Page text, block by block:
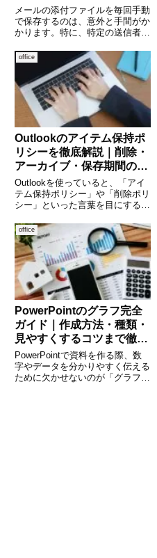
メールの添付ファイルを毎回手動
で保存するのは、意外と手間がか
かります。特に、特定の送信者や
けて管理している場合、「自動で
添付ファイルを保存できたらいい
のに」と感じたことはありません
か？この記事では、Outloo
office
Outlookのアイテム保持ポ
リシーを徹底解説｜削除・
アーカイブ・保存期間の仕
組みを理解しよう
Outlookを使っていると、「アイ
テム保持ポリシー」や「削除ポリ
シー」といった言葉を目にするこ
予定表などのデータがどのくらい
の期間保持されるのか、また自動
的に削除されるのかを決める重要
な仕組みです。特に企業の
office
PowerPointのグラフ完全
ガイド｜作成方法・種類・
見やすくするコツまで徹底
解説
PowerPointで資料を作る際、数
字やデータを分かりやすく伝える
ために欠かせないのが「グラフ」